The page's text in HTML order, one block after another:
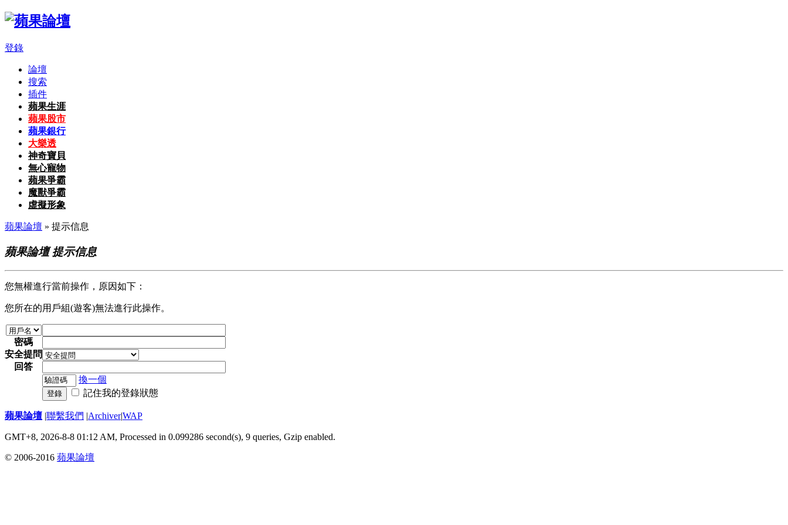
登錄
論壇
搜索
插件
蘋果生涯
蘋果股市
蘋果銀行
大樂透
神奇寶貝
無心寵物
蘋果爭霸
魔獸爭霸
虛擬形象
蘋果論壇 » 提示信息
蘋果論壇 提示信息
您無權進行當前操作，原因如下：
您所在的用戶組(遊客)無法進行此操作。
密碼
安全提問
回答
換一個
登錄 記住我的登錄狀態
蘋果論壇 |聯繫我們 |Archiver|WAP
GMT+8, 2026-8-8 01:12 AM, Processed in 0.099286 second(s), 9 queries, Gzip enabled.
© 2006-2016 蘋果論壇